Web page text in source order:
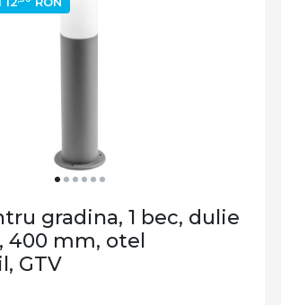
gradina, 1 bec, dulie
400 mm, otel
GTV